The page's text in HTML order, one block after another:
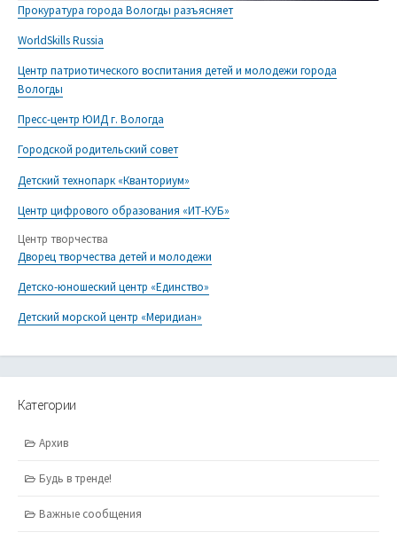
Прокуратура города Вологды разъясняет
WorldSkills Russia
Центр патриотического воспитания детей и молодежи города
Вологды
Пресс-центр ЮИД г. Вологда
Городской родительский совет
Детский технопарк «Кванториум»
Центр цифрового образования «ИТ-КУБ»
Центр творчества
Дворец творчества детей и молодежи
Детско-юношеский центр «Единство»
Детский морской центр «Меридиан»
Категории
Архив
Будь в тренде!
Важные сообщения